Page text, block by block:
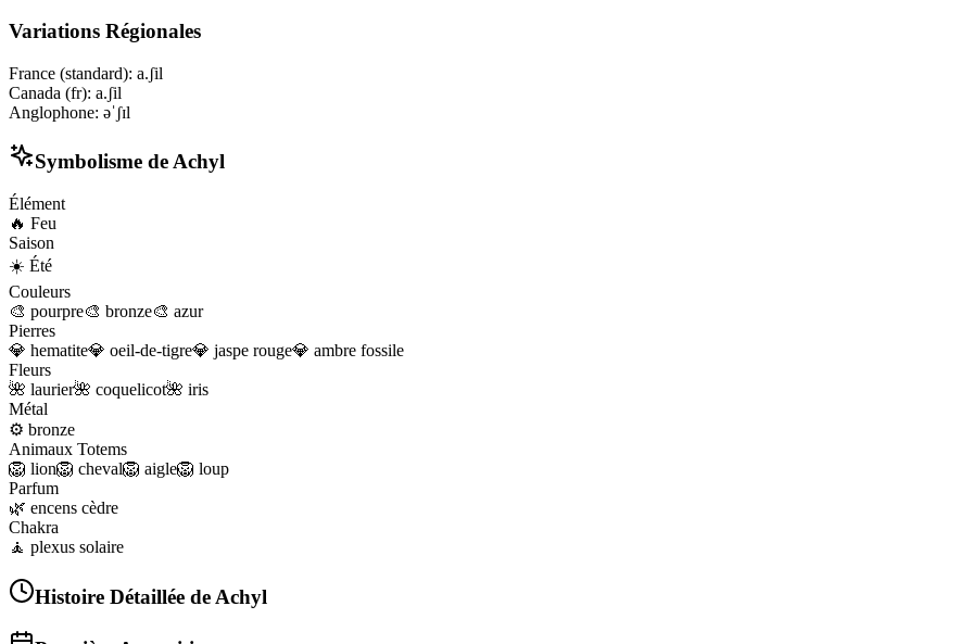
Variations Régionales
France (standard): a.ʃil
Canada (fr): a.ʃil
Anglophone: əˈʃɪl
Symbolisme deAchyl
Élément
🔥 Feu
Saison
☀️ Été
Couleurs
🎨 pourpre🎨 bronze🎨 azur
Pierres
💎 hematite💎 oeil-de-tigre💎 jaspe rouge💎 ambre fossile
Fleurs
🌺 laurier🌺 coquelicot🌺 iris
Métal
⚙️ bronze
Animaux Totems
🦁 lion🦁 cheval🦁 aigle🦁 loup
Parfum
🌿 encens cèdre
Chakra
🧘 plexus solaire
Histoire Détaillée de Achyl